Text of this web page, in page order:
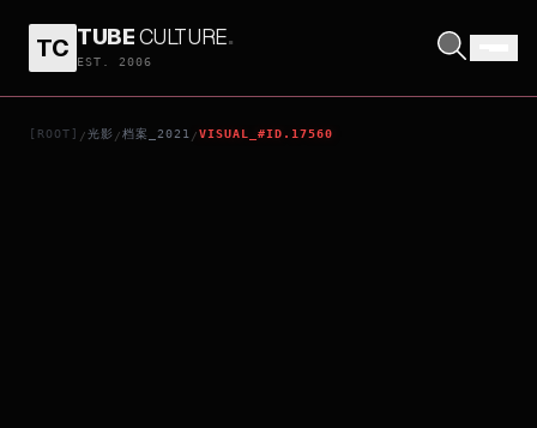
TC TUBECULTURE.
EST. 2006
[ROOT] /光影 /档案_2021 /VISUAL_#ID.17560
A TRIP WITH YOUR WIFE